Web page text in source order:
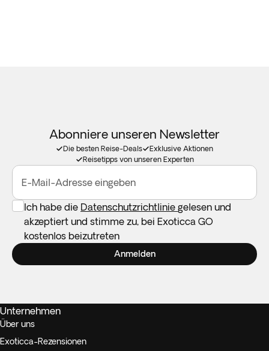
Abonniere unseren Newsletter
Die besten Reise-Deals
Exklusive Aktionen
Reisetipps von unseren Experten
E-Mail-Adresse eingeben
Ich habe die Datenschutzrichtlinie gelesen und
akzeptiert und stimme zu, bei Exoticca GO
kostenlos beizutreten
Anmelden
Unternehmen
Über uns
Exoticca-Rezensionen